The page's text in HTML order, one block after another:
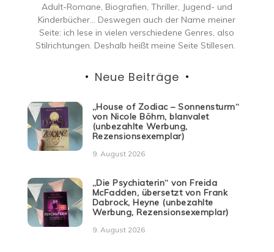
Adult-Romane, Biografien, Thriller, Jugend- und
Kinderbücher… Deswegen auch der Name meiner
Seite: ich lese in vielen verschiedene Genres, also
Stilrichtungen. Deshalb heißt meine Seite Stillesen.
Neue Beiträge
„House of Zodiac – Sonnensturm“
von Nicole Böhm, blanvalet
(unbezahlte Werbung,
Rezensionsexemplar)
9. August 2026
„Die Psychiaterin“ von Freida
McFadden, übersetzt von Frank
Dabrock, Heyne (unbezahlte
Werbung, Rezensionsexemplar)
9. August 2026